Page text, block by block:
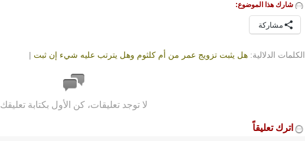
شارك هذا الموضوع:
مشاركة
الكلمات الدلالية: هل يثبت تزويج عمر من أم كلثوم وهل يترتب عليه شيء إن ثبت |
لا توجد تعليقات، كن الأول بكتابة تعليقك
اترك تعليقاً